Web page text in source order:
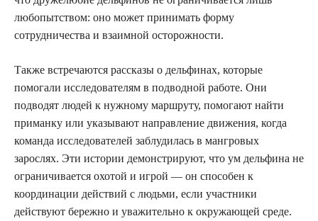
любопытством: оно может принимать форму
сотрудничества и взаимной осторожности.
Также встречаются рассказы о дельфинах, которые
помогали исследователям в подводной работе. Они
подводят людей к нужному маршруту, помогают найти
приманку или указывают направление движения, когда
команда исследователей заблудилась в мангровых
зарослях. Эти истории демонстрируют, что ум дельфина не
ограничивается охотой и игрой — он способен к
координации действий с людьми, если участники
действуют бережно и уважительно к окружающей среде.